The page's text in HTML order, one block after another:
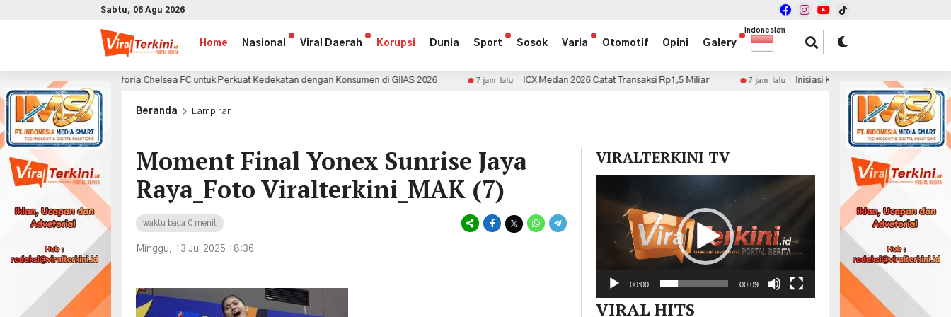
Sabtu, 08 Agu 2026
Home Nasional Viral Daerah Korupsi Dunia Sport Sosok Varia Otomotif Opini Galery
Indonesian
▼
Euforia Chelsea FC untuk Perkuat Kedekatan dengan Konsumen di GIIAS 2026 7 jam lalu ICX Medan 2026 Catat Transaksi Rp1,5 Miliar 7 jam lalu Inisiasi Kolaborasi Fiskal, dr. Haryadi Ahmad Minta
Beranda Lampiran
Moment Final Yonex Sunrise Jaya
Raya_Foto Viralterkini_MAK (7)
waktu baca 0 menit
Minggu, 13 Jul 2025 18:36
VIRALTERKINI TV
00:00 00:09
VIRAL HITS